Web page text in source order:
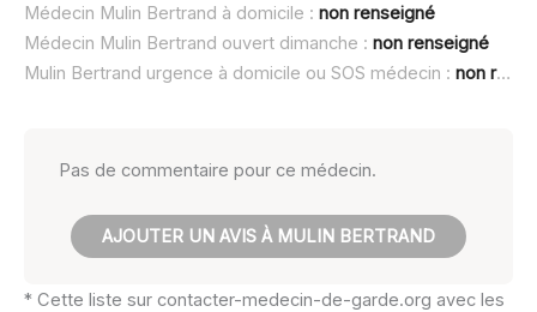
Médecin Mulin Bertrand à domicile : non renseigné
Médecin Mulin Bertrand ouvert dimanche : non renseigné
Mulin Bertrand urgence à domicile ou SOS médecin : non renseigné
Pas de commentaire pour ce médecin.
AJOUTER UN AVIS À MULIN BERTRAND
* Cette liste sur contacter-medecin-de-garde.org avec les